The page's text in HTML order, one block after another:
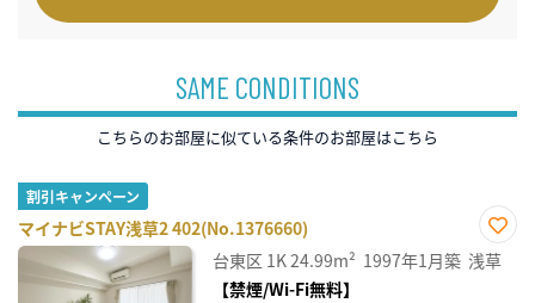
SAME CONDITIONS
こちらのお部屋に似ている条件のお部屋はこちら
割引キャンペーン
マイナビSTAY浅草2 402(No.1376660)
お気
に入
台東区 1K24.99m² 1997年1月築 浅草
【禁煙/Wi-Fi無料】